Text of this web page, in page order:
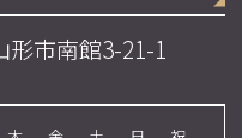
市南館3-21-1